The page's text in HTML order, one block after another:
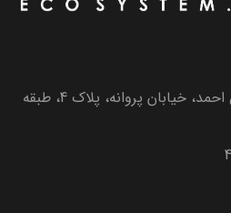
تهران، بزرگراه جلال آل احمد، خیابان پروانه، پلاک 4، طبقه